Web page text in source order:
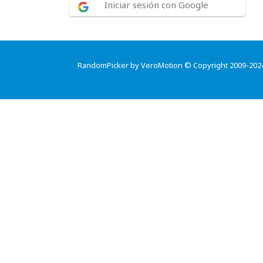
Iniciar sesión con Google
RandomPicker by VeroMotion © Copyright 2009-